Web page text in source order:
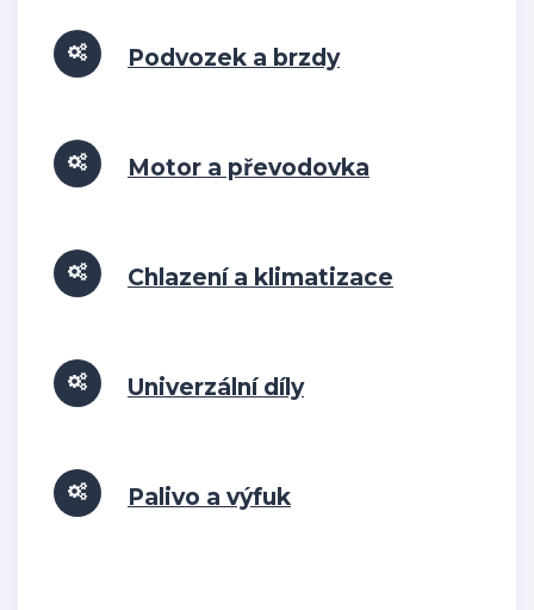
Podvozek a brzdy
Motor a převodovka
Chlazení a klimatizace
Univerzální díly
Palivo a výfuk